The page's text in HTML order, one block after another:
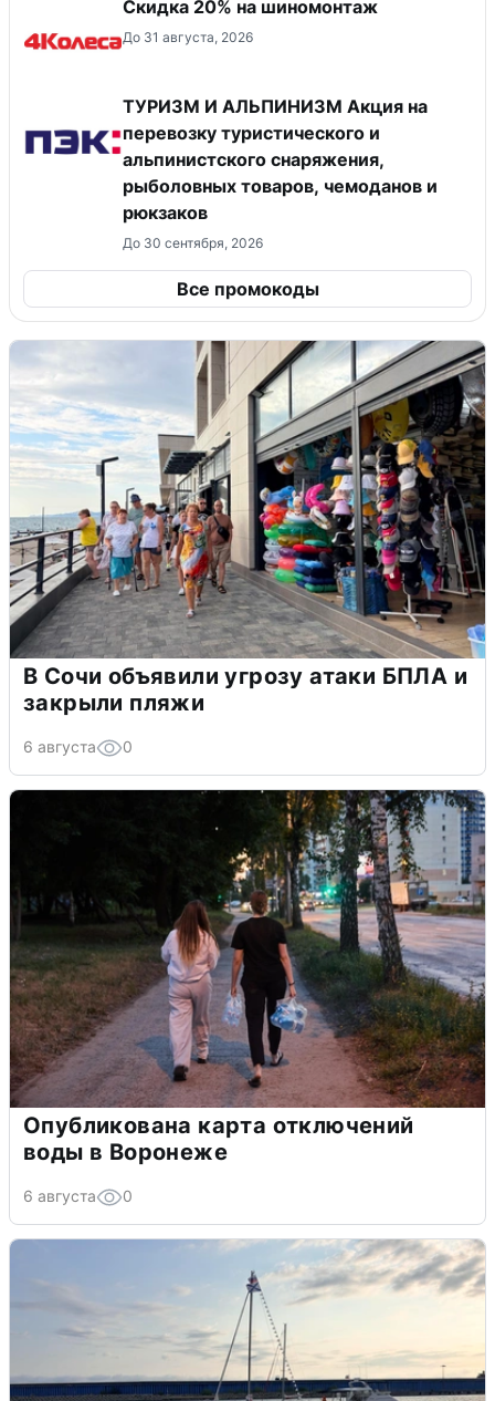
Скидка 20% на шиномонтаж
До 31 августа, 2026
ТУРИЗМ И АЛЬПИНИЗМ Акция на
перевозку туристического и
альпинистского снаряжения,
рыболовных товаров, чемоданов и
рюкзаков
До 30 сентября, 2026
Все промокоды
В Сочи объявили угрозу атаки БПЛА и
закрыли пляжи
6 августа 0
Опубликована карта отключений
воды в Воронеже
6 августа 0